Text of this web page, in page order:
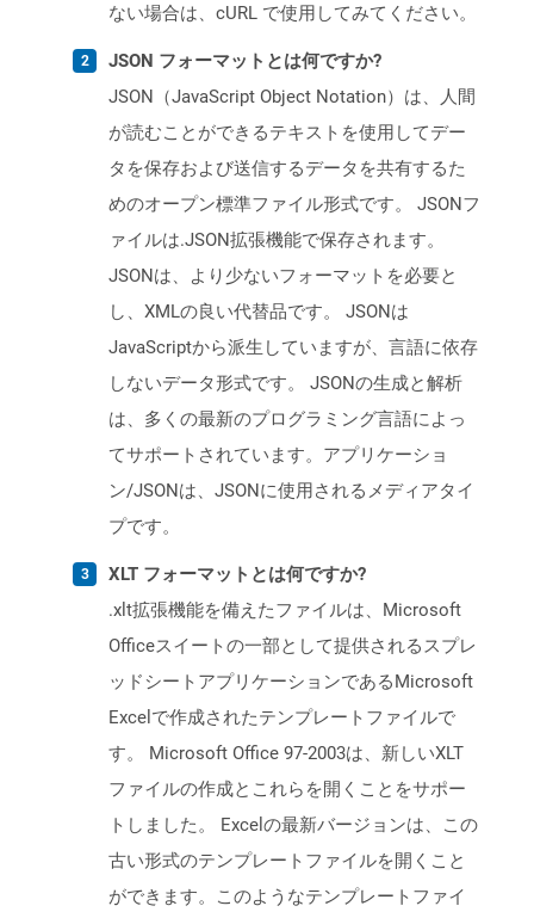
ない場合は、cURL で使用してみてください。
JSON フォーマットとは何ですか?
JSON（JavaScript Object Notation）は、人間
が読むことができるテキストを使用してデー
タを保存および送信するデータを共有するた
めのオープン標準ファイル形式です。 JSONフ
ァイルは.JSON拡張機能で保存されます。
JSONは、より少ないフォーマットを必要と
し、XMLの良い代替品です。 JSONは
JavaScriptから派生していますが、言語に依存
しないデータ形式です。 JSONの生成と解析
は、多くの最新のプログラミング言語によっ
てサポートされています。アプリケーショ
ン/JSONは、JSONに使用されるメディアタイ
プです。
XLT フォーマットとは何ですか?
.xlt拡張機能を備えたファイルは、Microsoft
Officeスイートの一部として提供されるスプレ
ッドシートアプリケーションであるMicrosoft
Excelで作成されたテンプレートファイルで
す。 Microsoft Office 97-2003は、新しいXLT
ファイルの作成とこれらを開くことをサポー
トしました。 Excelの最新バージョンは、この
古い形式のテンプレートファイルを開くこと
ができます。このようなテンプレートファイ